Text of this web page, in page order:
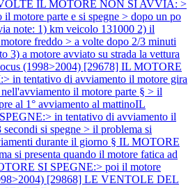
IL MOTORE NON SI AVVIA: >
motore parte e si spegne > dopo un po
note: 1) km veicolo 131000 2) il
freddo > a volte dopo 2/3 minuti
3) a motore avviato su strada la vettura
(1998>2004) [29678] IL MOTORE
in tentativo di avviamento il motore gira
il motore parte § > il
al 1° avviamento al mattinoIL
in tentativo di avviamento il
si spegne > il problema si
durante il giorno § IL MOTORE
si presenta quando il motore fatica ad
SI SPEGNE:> poi il motore
[29868] LE VENTOLE DEL